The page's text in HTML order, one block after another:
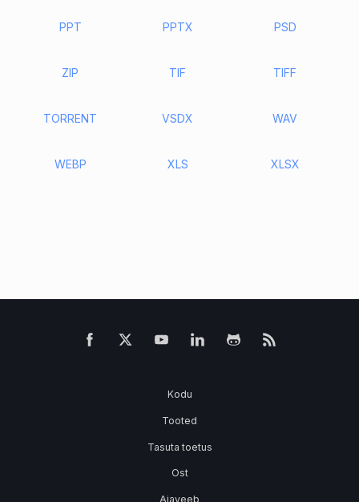
PPT PPTX PSD
ZIP TIF TIFF
TORRENT VSDX WAV
WEBP XLS XLSX
Kodu
Tooted
Tasuta toetus
Ost
Ajaveeb